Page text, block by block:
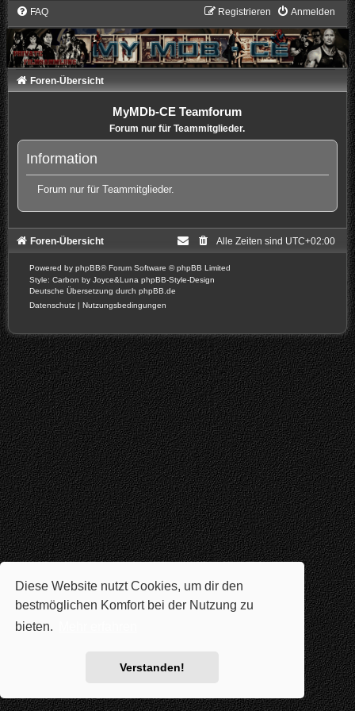
Diese Website nutzt Cookies, um dir den
bestmöglichen Komfort bei der Nutzung zu
bieten.
Verstanden!
FAQ Anmelden
Registrieren
Foren-Übersicht
MyMDb-CE Teamforum
Forum nur für Teammitglieder.
Information
Forum nur für Teammitglieder.
Foren-Übersicht Alle Zeiten sind UTC+02:00
Powered by phpBB® Forum Software © phpBB Limited
Style: Carbon by Joyce&Luna phpBB-Style-Design
Deutsche Übersetzung durch phpBB.de
Datenschutz | Nutzungsbedingungen